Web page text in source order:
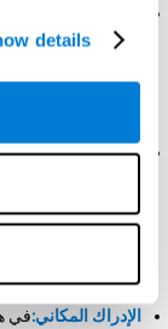
details
نوقف خططنا.
الفعل بسهولة
عندما نريد إجراء
المراقبة:خلال تطوّر
الاستراتيجيات التي
المتعلّقة بقدرتنا
أساسي لحياتنا
الإدراك المكاني:في